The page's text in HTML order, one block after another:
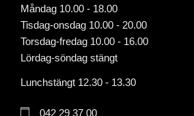
Måndag 10.00 - 18.00
Tisdag-onsdag 10.00 - 20.00
Torsdag-fredag 10.00 - 16.00
Lördag-söndag stängt
Lunchstängt 12.30 - 13.30
042 29 37 00